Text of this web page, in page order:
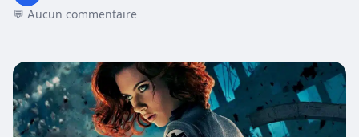
💬 Aucun commentaire